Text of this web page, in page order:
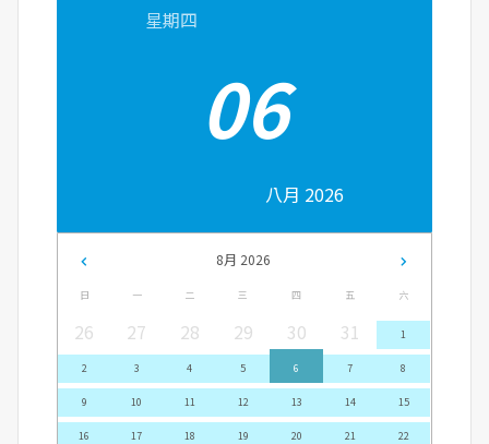
星期四
06
八月 2026
8月 2026
日 一 二 三 四 五 六
26 27 28 29 30 31 1
2 3 4 5 6 7 8
9 10 11 12 13 14 15
16 17 18 19 20 21 22